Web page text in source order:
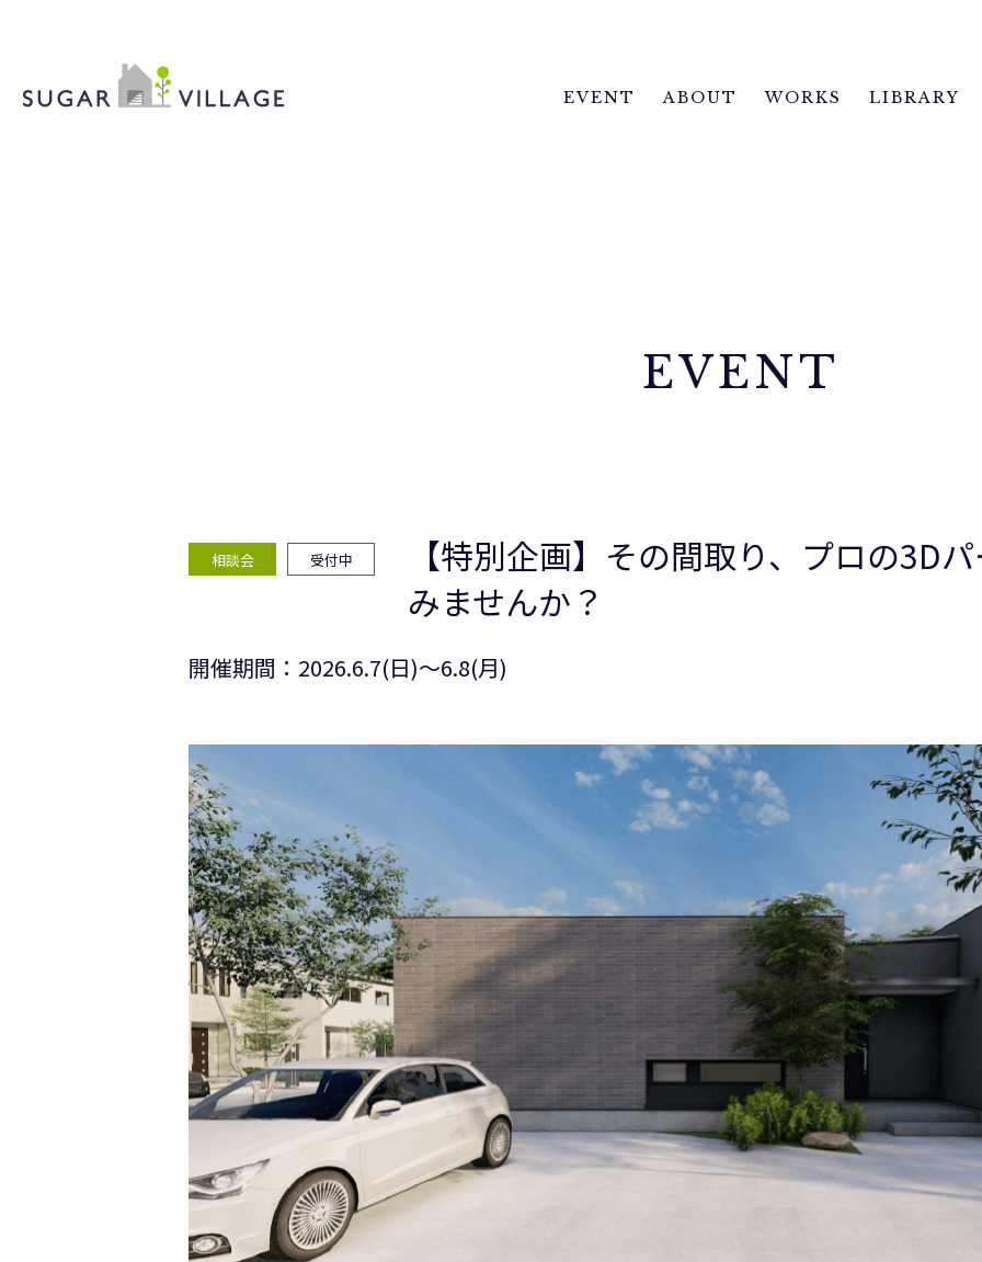
EVENT ABOUT WORKS LIBRARY
EVENT
【特別企画】その間取り、プロの3D
みませんか？
相談会 受付中
開催期間：2026.6.7(日)〜6.8(月)